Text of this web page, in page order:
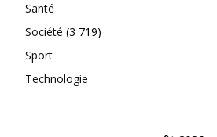
Santé
Société (3 719)
Sport
Technologie